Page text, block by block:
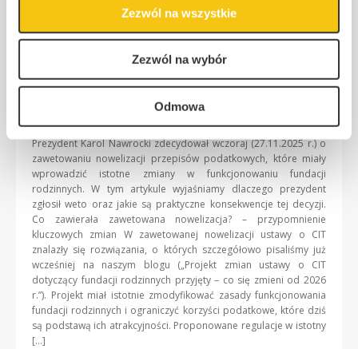
Zezwól na wszystkie
Zezwól na wybór
Odmowa
Prezydent Karol Nawrocki zdecydował wczoraj (27.11.2025 r.) o
zawetowaniu nowelizacji przepisów podatkowych, które miały
wprowadzić istotne zmiany w funkcjonowaniu fundacji
rodzinnych. W tym artykule wyjaśniamy dlaczego prezydent
zgłosił weto oraz jakie są praktyczne konsekwencje tej decyzji.
Co zawierała zawetowana nowelizacja? – przypomnienie
kluczowych zmian W zawetowanej nowelizacji ustawy o CIT
znalazły się rozwiązania, o których szczegółowo pisaliśmy już
wcześniej na naszym blogu („Projekt zmian ustawy o CIT
dotyczący fundacji rodzinnych przyjęty – co się zmieni od 2026
r.”). Projekt miał istotnie zmodyfikować zasady funkcjonowania
fundacji rodzinnych i ograniczyć korzyści podatkowe, które dziś
są podstawą ich atrakcyjności. Proponowane regulacje w istotny
[…]